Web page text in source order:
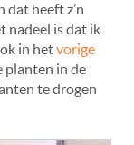
dat heeft z’n
nadeel is dat ik
in hetvorige
planten in de
te drogen